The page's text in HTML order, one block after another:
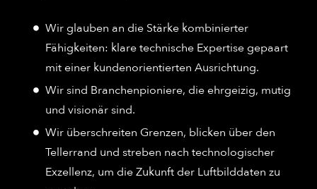
Wir glauben an die Stärke kombinierter
Fähigkeiten: klare technische Expertise gepaart
mit einer kundenorientierten Ausrichtung.
Wir sind Branchenpioniere, die ehrgeizig, mutig
und visionär sind.
Wir überschreiten Grenzen, blicken über den
Tellerrand und streben nach technologischer
Exzellenz, um die Zukunft der Luftbilddaten zu